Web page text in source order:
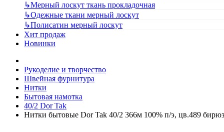
↳Мерный лоскут ткань прокладочная
↳Одежные ткани мерный лоскут
↳Полисатин мерный лоскут
Хит продаж
Новинки
Рукоделие и творчество
Швейная фурнитура
Нитки
Бытовая намотка
40/2 Dor Tak
Нитки бытовые Dor Tak 40/2 366м 100% п/э, цв.489